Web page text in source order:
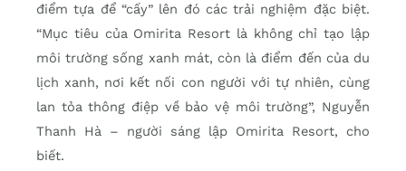
điểm tựa để “cấy” lên đó các trải nghiệm đặc biệt.
“Mục tiêu của Omirita Resort là không chỉ tạo lập
môi trường sống xanh mát, còn là điểm đến của du
lịch xanh, nơi kết nối con người với tự nhiên, cùng
lan tỏa thông điệp về bảo vệ môi trường”, Nguyễn
Thanh Hà – người sáng lập Omirita Resort, cho
biết.